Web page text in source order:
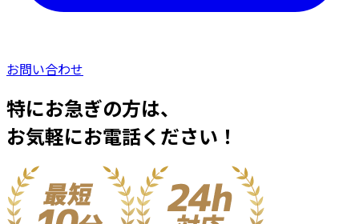
お問い合わせ
特にお急ぎの方は、
お気軽にお電話ください！